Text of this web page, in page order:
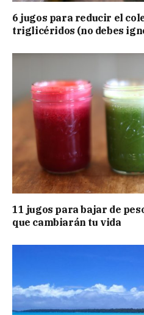
6 jugos para reducir el
triglicéridos (no debes
11 jugos para bajar de
que cambiarán tu vida